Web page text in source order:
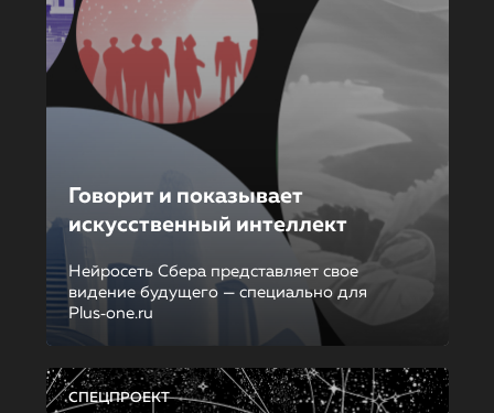
Говорит и показывает
искусственный интеллект
Нейросеть Сбера представляет свое
видение будущего — специально для
Plus‑one.ru
СПЕЦПРОЕКТ